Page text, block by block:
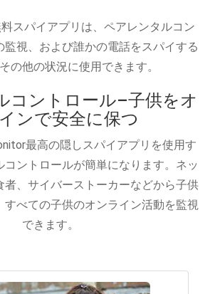
スパイアプリは、ペアレンタルコン
監視、および誰かの電話をスパイする
の他の状況に使用できます。
コントロール–子供をオ
ンで安全に保つ
最高の隠しスパイアプリを使用す
コントロールが簡単になります。ネッ
者、サイバーストーカーなどから子供
すべての子供のオンライン活動を監視
できます。